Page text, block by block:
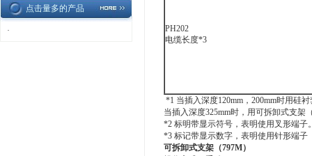
点击量多的产品
·
PH202
电缆长度*3
*1 当插入深度120mm，200mm时用硅
当插入深度325mm时，用可拆卸式支架
*2 标明带显示符号，表明使用叉形端子
*3 标记带显示数字，表明使用针形端子
可拆卸式支架（797M）